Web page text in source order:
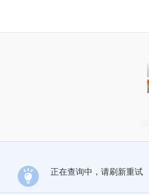
正在查询中，请刷新重试